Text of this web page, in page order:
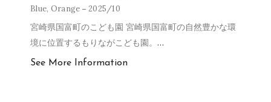
Blue, Orange 2025/10
宮崎県国富町のこども園 宮崎県国富町の自然豊かな環
境に位置するもりながこども園。 …
See More Information